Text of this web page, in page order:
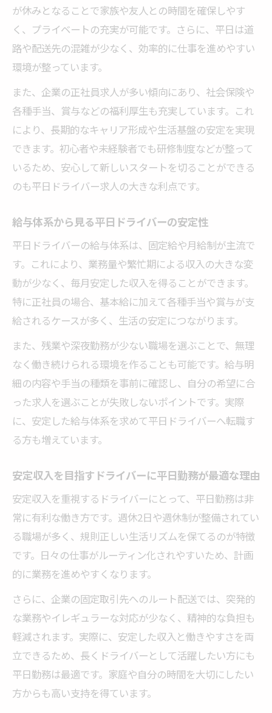
が休みとなることで家族や友人との時間を確保しやす
く、プライベートの充実が可能です。さらに、平日は道
路や配送先の混雑が少なく、効率的に仕事を進めやすい
環境が整っています。
また、企業の正社員求人が多い傾向にあり、社会保険や
各種手当、賞与などの福利厚生も充実しています。これ
により、長期的なキャリア形成や生活基盤の安定を実現
できます。初心者や未経験者でも研修制度などが整って
いるため、安心して新しいスタートを切ることができる
のも平日ドライバー求人の大きな利点です。
給与体系から見る平日ドライバーの安定性
平日ドライバーの給与体系は、固定給や月給制が主流で
す。これにより、業務量や繁忙期による収入の大きな変
動が少なく、毎月安定した収入を得ることができます。
特に正社員の場合、基本給に加えて各種手当や賞与が支
給されるケースが多く、生活の安定につながります。
また、残業や深夜勤務が少ない職場を選ぶことで、無理
なく働き続けられる環境を作ることも可能です。給与明
細の内容や手当の種類を事前に確認し、自分の希望に合
った求人を選ぶことが失敗しないポイントです。実際
に、安定した給与体系を求めて平日ドライバーへ転職す
る方も増えています。
安定収入を目指すドライバーに平日勤務が最適な理由
安定収入を重視するドライバーにとって、平日勤務は非
常に有利な働き方です。週休2日や週休制が整備されてい
る職場が多く、規則正しい生活リズムを保てるのが特徴
です。日々の仕事がルーティン化されやすいため、計画
的に業務を進めやすくなります。
さらに、企業の固定取引先へのルート配送では、突発的
な業務やイレギュラーな対応が少なく、精神的な負担も
軽減されます。実際に、安定した収入と働きやすさを両
立できるため、長くドライバーとして活躍したい方にも
平日勤務は最適です。家庭や自分の時間を大切にしたい
方からも高い支持を得ています。